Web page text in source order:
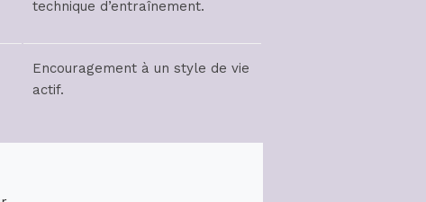
technique d’entraînement.
Encouragement à un style de vie
actif.